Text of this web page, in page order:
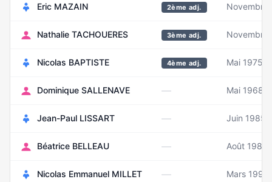
Eric MAZAIN 2ème adj. Novembre
Nathalie TACHOUERES 3ème adj. Novembre
Nicolas BAPTISTE 4ème adj. Mai 1975
Dominique SALLENAVE — Mai 1968
Jean-Paul LISSART — Juin 1985
Béatrice BELLEAU — Août 1987
Nicolas Emmanuel MILLET — Mars 1995